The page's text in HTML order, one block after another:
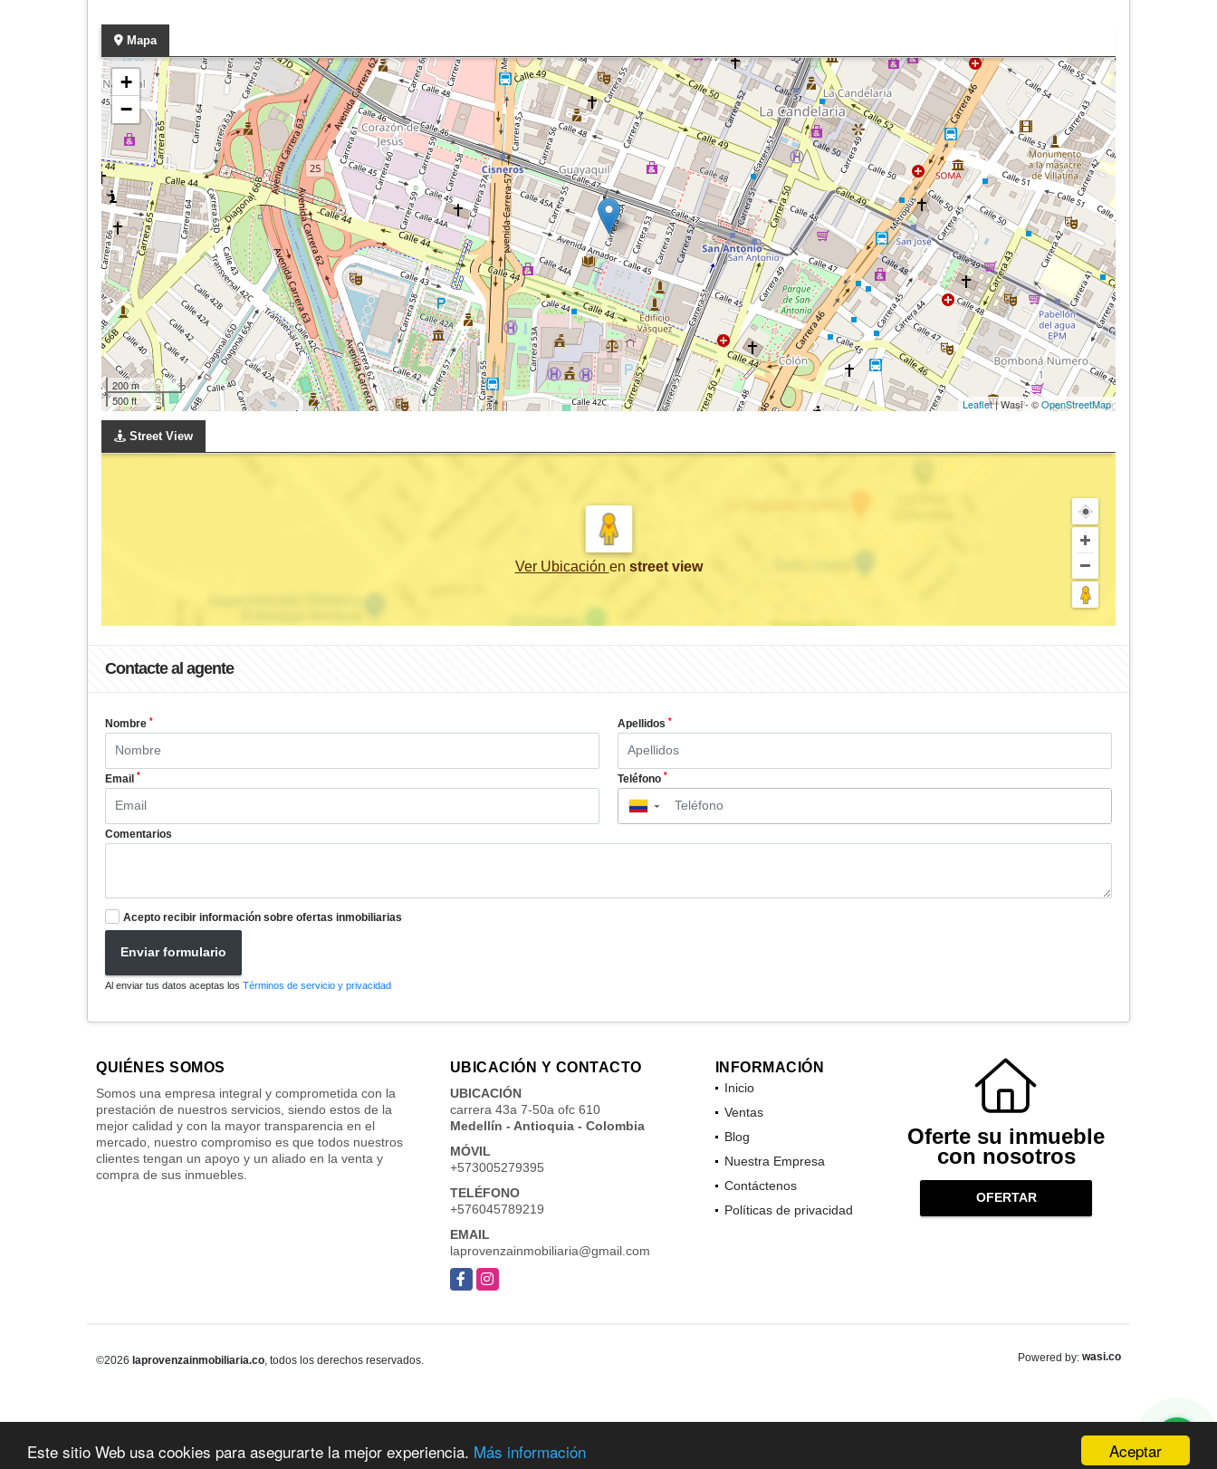
Aceptar
Este sitio Web usa cookies para asegurarte la mejor experiencia. Más información
Mapa
+
−
200 m
500 ft
Leaflet| Wasi - ©OpenStreetMap
Street View
Ver Ubicación en street view
Contacte al agente
Nombre * Apellidos *
Email * Teléfono *
▼
Comentarios
Acepto recibir información sobre ofertas inmobiliarias
Enviar formulario
Al enviar tus datos aceptas los Términos de servicio y privacidad
QUIÉNES SOMOS
Somos una empresa integral y comprometida con la
prestación de nuestros servicios, siendo estos de la
mejor calidad y con la mayor transparencia en el
mercado, nuestro compromiso es que todos nuestros
clientes tengan un apoyo y un aliado en la venta y
compra de sus inmuebles.
UBICACIÓN Y CONTACTO
UBICACIÓN
carrera 43a 7-50a ofc 610
Medellín - Antioquia - Colombia
MÓVIL
+573005279395
TELÉFONO
+576045789219
EMAIL
laprovenzainmobiliaria@gmail.com
FacebookInstagram
INFORMACIÓN
Inicio
Ventas
Blog
Nuestra Empresa
Contáctenos
Políticas de privacidad
Oferte su inmueble
con nosotros
OFERTAR
©2026 laprovenzainmobiliaria.co, todos los derechos reservados. Powered by: wasi.co